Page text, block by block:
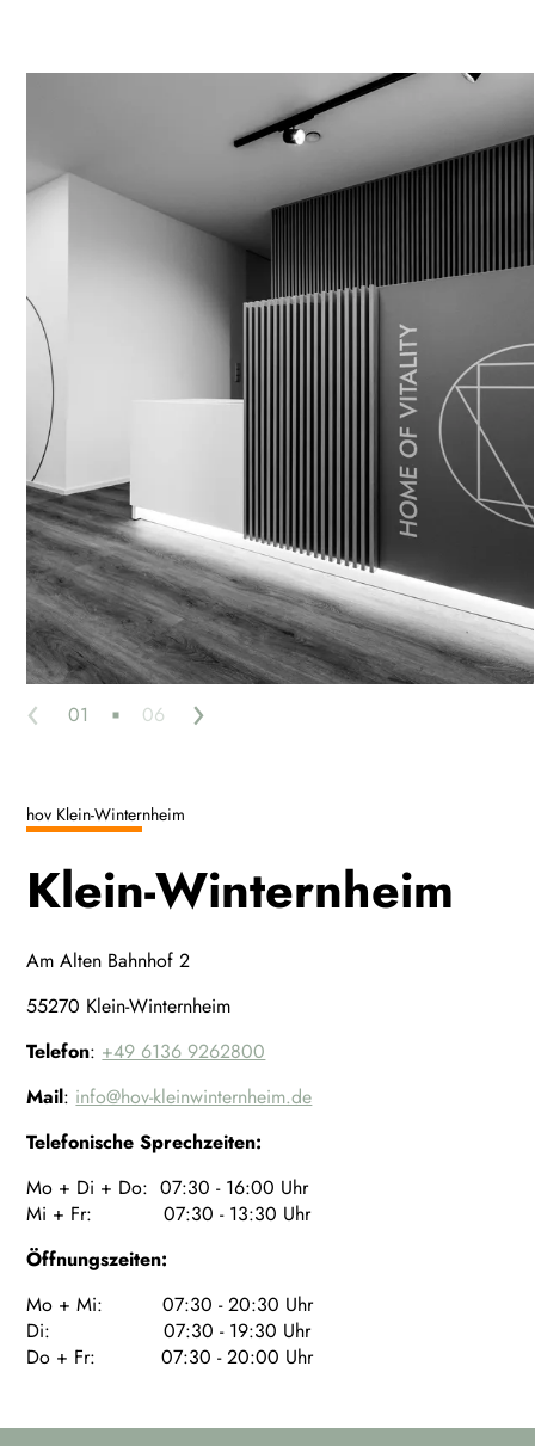
hov Klein-Winternheim
Klein-Winternheim
Am Alten Bahnhof 2
55270 Klein-Winternheim
Telefon: +49 6136 9262800
Mail: info@hov-kleinwinternheim.de
Telefonische Sprechzeiten:
Mo + Di + Do: 07:30 - 16:00 Uhr
Mi + Fr: 07:30 - 13:30 Uhr
Öffnungszeiten:
Mo + Mi: 07:30 - 20:30 Uhr
Di: 07:30 - 19:30 Uhr
Do + Fr: 07:30 - 20:00 Uhr
‹ 01 06 ›